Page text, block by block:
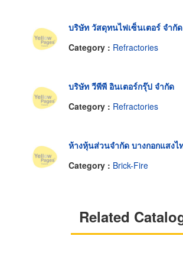
บริษัท วัสดุทนไฟเซ็นเตอร์ จำกัด
Category : Refractories
บริษัท วีพีพี อินเตอร์กรุ๊ป จำกัด
Category : Refractories
ห้างหุ้นส่วนจำกัด บางกอกแสงไ
Category : Brick-Fire
Related